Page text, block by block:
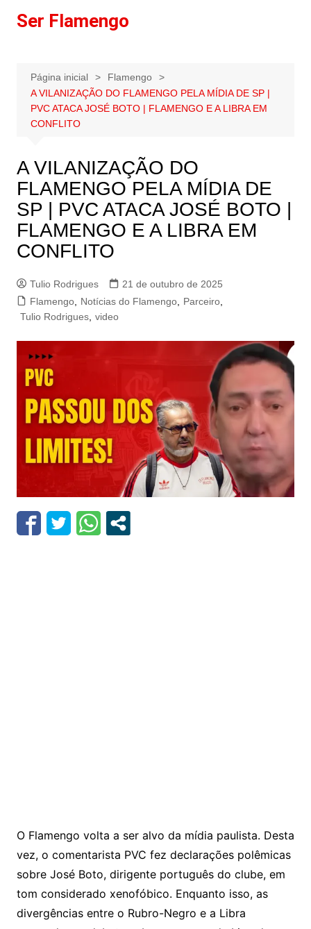
paraSer Flamengo
Página inicial
Flamengo
A VILANIZAÇÃO DO FLAMENGO PELA MÍDIA DE SP |
PVC ATACA JOSÉ BOTO | FLAMENGO E A LIBRA EM
CONFLITO
A VILANIZAÇÃO DO
FLAMENGO PELA MÍDIA DE
SP | PVC ATACA JOSÉ BOTO |
FLAMENGO E A LIBRA EM
CONFLITO
Tulio Rodrigues
21 de outubro de 2025
Flamengo, Notícias do Flamengo, Parceiro,
Tulio Rodrigues, video
O Flamengo volta a ser alvo da mídia paulista. Desta
vez, o comentarista PVC fez declarações polêmicas
sobre José Boto, dirigente português do clube, em
tom considerado xenofóbico. Enquanto isso, as
divergências entre o Rubro-Negro e a Libra